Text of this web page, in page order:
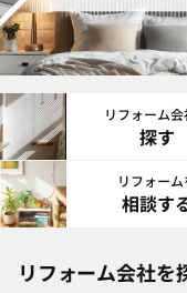
リフォーム会
探す
リフォーム
相談す
リフォーム会社を